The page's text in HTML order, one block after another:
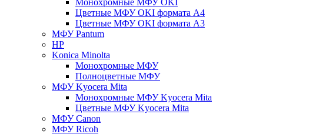
Монохромные МФУ OKI
Цветные МФУ OKI формата А4
Цветные МФУ OKI формата А3
МФУ Pantum
HP
Konica Minolta
Монохромные МФУ
Полноцветные МФУ
МФУ Kyocera Mita
Монохромные МФУ Kyocera Mita
Цветные МФУ Kyocera Mita
МФУ Canon
МФУ Ricoh